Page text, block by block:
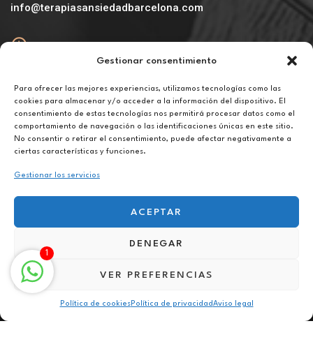
Gestionar consentimiento
Para ofrecer las mejores experiencias, utilizamos tecnologías como las
cookies para almacenar y/o acceder a la información del dispositivo. El
consentimiento de estas tecnologías nos permitirá procesar datos como el
comportamiento de navegación o las identificaciones únicas en este sitio.
No consentir o retirar el consentimiento, puede afectar negativamente a
ciertas características y funciones.
Gestionar los servicios
ACEPTAR
DENEGAR
VER PREFERENCIAS
Política de cookiesPolítica de privacidadAviso legal
info@terapiasansiedadbarcelona.com
De lunes a viernes de 10h a 20h
Aviso legal
Política de privacidad
Política de cookies
Terapia contra fobias online en Sentmenat
1